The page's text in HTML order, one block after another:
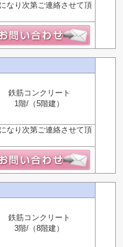
なり次第ご連絡させて頂
鉄筋コンクリート
1階/（5階建）
なり次第ご連絡させて頂
鉄筋コンクリート
3階/（8階建）